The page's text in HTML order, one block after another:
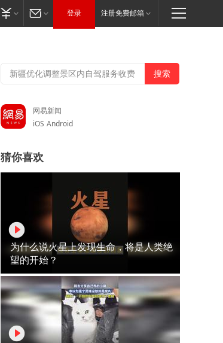
登录 注册免费邮箱
网易新闻
iOS Android
猜你喜欢
为什么说火星上发现生命，将是人类绝
望的开始？